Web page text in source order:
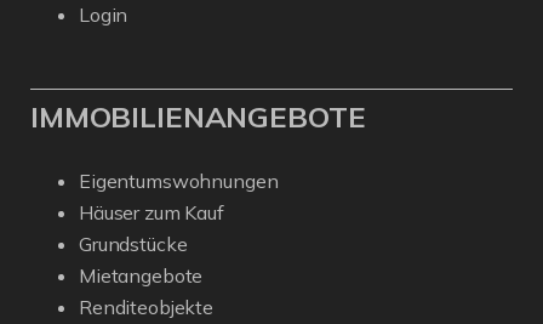
Login
IMMOBILIENANGEBOTE
Eigentumswohnungen
Häuser zum Kauf
Grundstücke
Mietangebote
Renditeobjekte